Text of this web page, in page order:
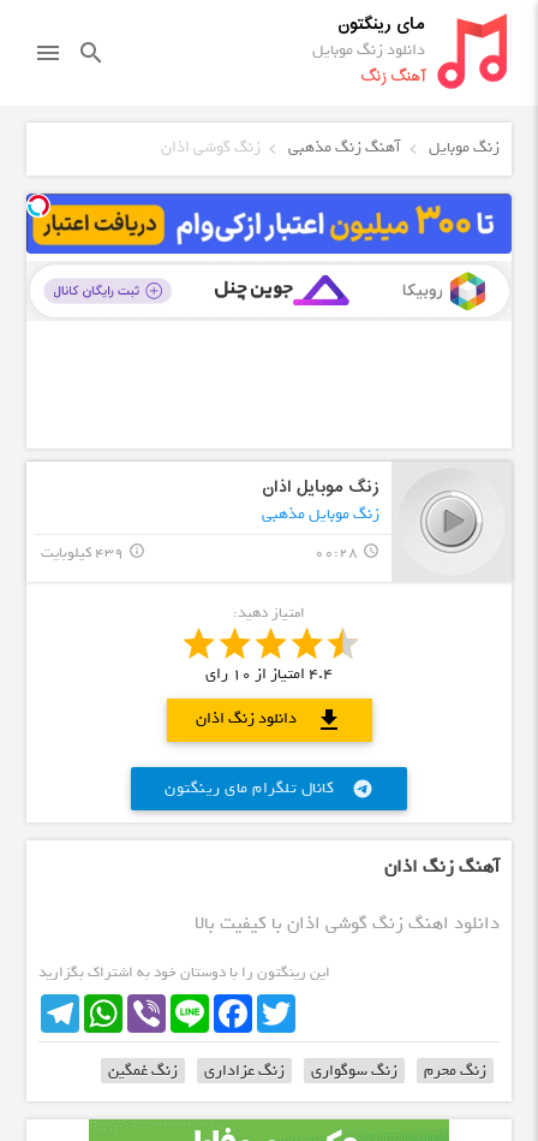
مای رینگتون
دانلود زنگ موبایل
آهنگ زنگ
search
menu
زنگ موبایل آهنگ زنگ مذهبی زنگ گوشی اذان
زنگ موبایل اذان
زنگ موبایل مذهبی
query_builder
00:28 439 کیلوبایت info_outline
امتیاز دهید:
4.4 امتیاز از10 رای
دانلود زنگ اذان
download
کانال تلگرام مای رینگتون telegram
آهنگ زنگ اذان
دانلود اهنگ زنگ گوشی اذان با کیفیت بالا
این رینگتون را با دوستان خود به اشتراک بگزارید
TelegramWhatsApp Viber Line
FacebookTwitter
زنگ محرم زنگ سوگواری زنگ عزاداری زنگ غمگین